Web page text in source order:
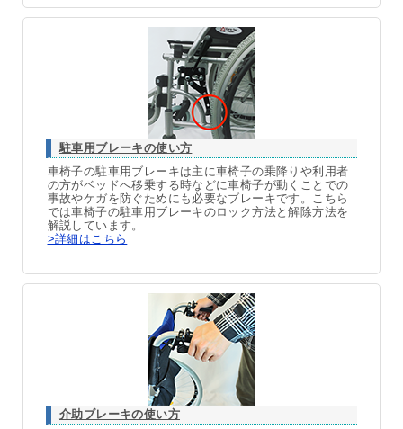
駐車用ブレーキの使い方
車椅子の駐車用ブレーキは主に車椅子の乗降りや利用者
の方がベッドへ移乗する時などに車椅子が動くことでの
事故やケガを防ぐためにも必要なブレーキです。こちら
では車椅子の駐車用ブレーキのロック方法と解除方法を
解説しています。
>詳細はこちら
介助ブレーキの使い方